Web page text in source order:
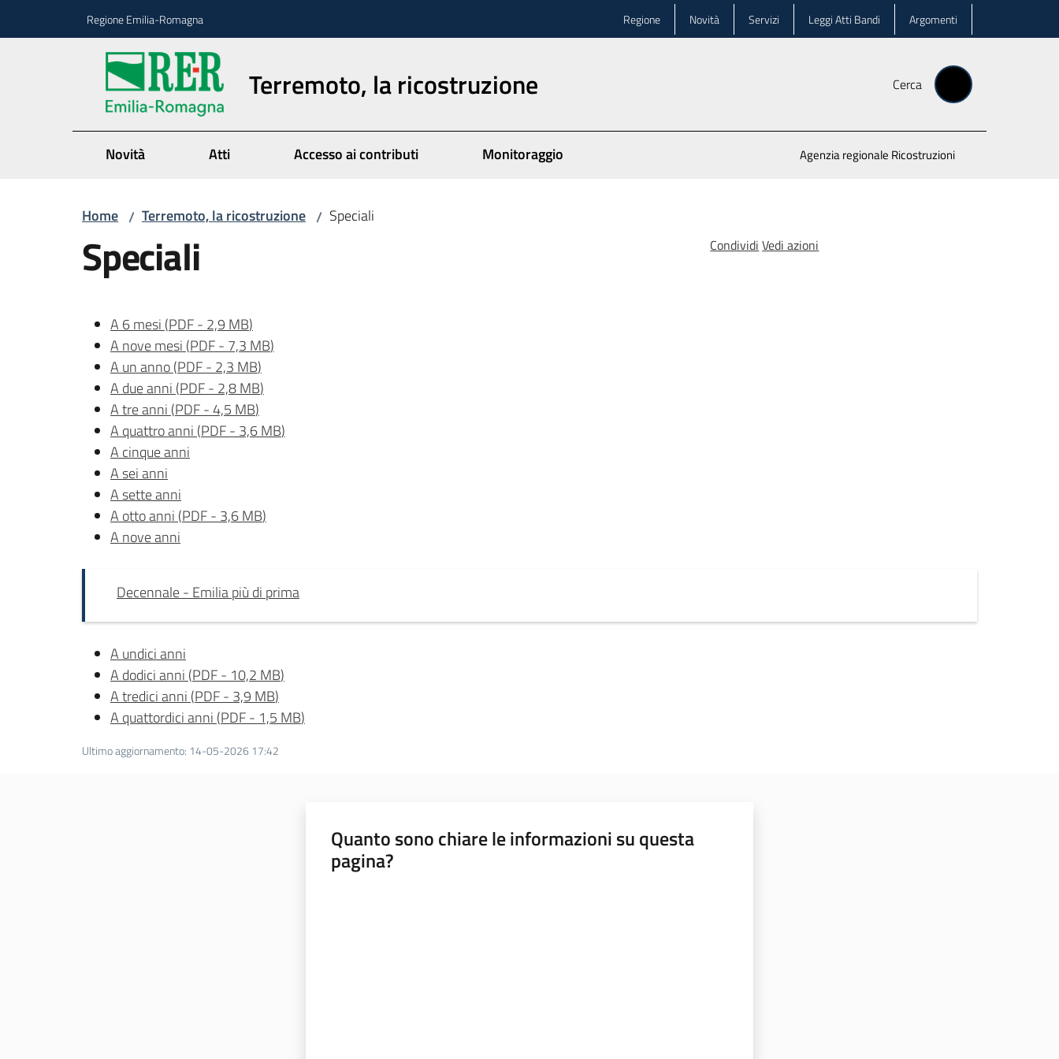
Regione Emilia-Romagna Regione Novità Servizi Leggi Atti Bandi Argomenti
Terremoto, la ricostruzione Cerca
Novità Atti Accesso ai contributi Monitoraggio Agenzia regionale Ricostruzioni
Home / Terremoto, la ricostruzione / Speciali
Speciali Condividi Vedi azioni
A 6 mesi (PDF- 2,9 MB)
A nove mesi (PDF- 7,3 MB)
A un anno(PDF- 2,3 MB)
A due anni (PDF- 2,8 MB)
A tre anni (PDF-4,5 MB)
A quattro anni (PDF- 3,6 MB)
A cinque anni
A sei anni
A sette anni
A otto anni (PDF- 3,6 MB)
A nove anni
Decennale - Emilia più di prima
A undici anni
A dodici anni (PDF- 10,2 MB)
A tredici anni (PDF- 3,9 MB)
A quattordici anni (PDF- 1,5 MB)
Ultimo aggiornamento: 14-05-2026 17:42
Quanto sono chiare le informazioni su questa
pagina?